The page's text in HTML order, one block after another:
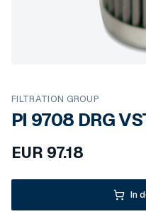
FILTRATION GROUP
PI 9708 DRG
EUR 97.18
In